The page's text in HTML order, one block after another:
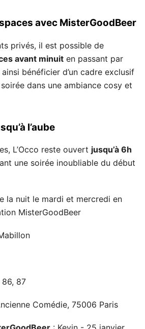
avec MisterGoodBeer
privés, il est possible de
avant minuit en passant par
bénéficier d’un cadre exclusif
dans une ambiance cosy et
l’aube
L’Occo reste ouvert jusqu’à 6h
une soirée inoubliable du début
la nuit le mardi et mercredi en
MisterGoodBeer
87
Comédie, 75006 Paris